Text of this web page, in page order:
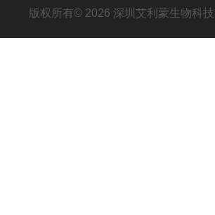
版权所有© 2026 深圳艾利蒙生物科